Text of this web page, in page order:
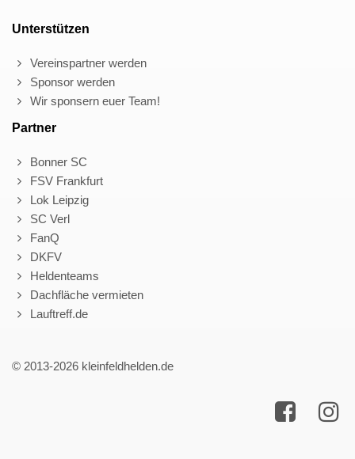
Unterstützen
Vereinspartner werden
Sponsor werden
Wir sponsern euer Team!
Partner
Bonner SC
FSV Frankfurt
Lok Leipzig
SC Verl
FanQ
DKFV
Heldenteams
Dachfläche vermieten
Lauftreff.de
© 2013-2026 kleinfeldhelden.de